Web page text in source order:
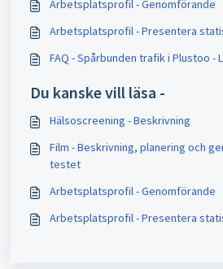
Arbetsplatsprofil - Genomförande
Arbetsplatsprofil - Presentera
FAQ - Spårbunden trafik i Plustoo -
Du kanske vill läsa -
Hälsoscreening - Beskrivning
Film - Beskrivning, planering och
testet
Arbetsplatsprofil - Genomförande
Arbetsplatsprofil - Presentera